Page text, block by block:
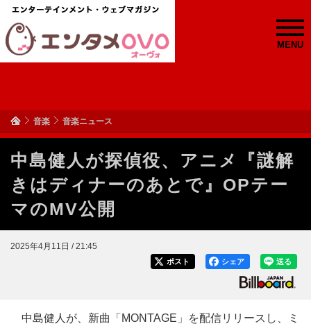
MENU
音楽 音楽ニュース
中島健人が探偵役、アニメ『謎解
きはディナーのあとで』OPテー
マのMV公開
2025年4月11日 / 21:45
送る
シェア
ポスト
中島健人が、新曲「MONTAGE」を配信リリースし、ミ